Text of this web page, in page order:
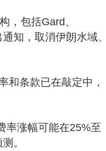
，包括Gard、
知，取消伊朗水域
和条款已在敲定中，
率涨幅可能在25%至
。